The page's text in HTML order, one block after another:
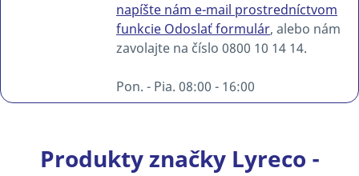
napíšte nám e-mail prostredníctvom
funkcie Odoslať formulár, alebo nám
zavolajte na číslo 0800 10 14 14.
Pon. - Pia. 08:00 - 16:00
Produkty značky Lyreco -